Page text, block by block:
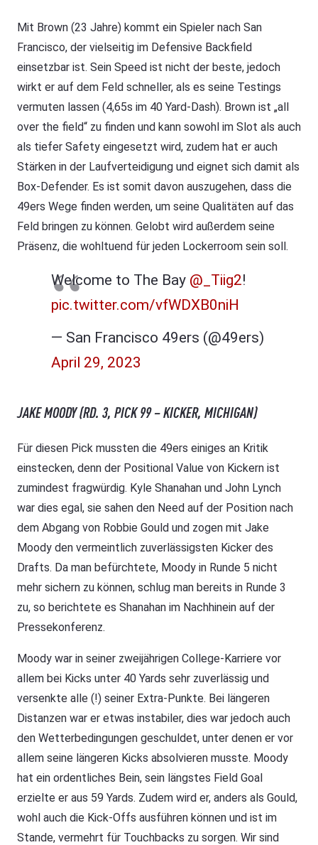
Mit Brown (23 Jahre) kommt ein Spieler nach San
Francisco, der vielseitig im Defensive Backfield
einsetzbar ist. Sein Speed ist nicht der beste, jedoch
wirkt er auf dem Feld schneller, als es seine Testings
vermuten lassen (4,65s im 40 Yard-Dash). Brown ist „all
over the field“ zu finden und kann sowohl im Slot als auch
als tiefer Safety eingesetzt wird, zudem hat er auch
Stärken in der Laufverteidigung und eignet sich damit als
Box-Defender. Es ist somit davon auszugehen, dass die
49ers Wege finden werden, um seine Qualitäten auf das
Feld bringen zu können. Gelobt wird außerdem seine
Präsenz, die wohltuend für jeden Lockerroom sein soll.
Welcome to The Bay @_Tiig2!
pic.twitter.com/vfWDXB0niH
— San Francisco 49ers (@49ers)
April 29, 2023
JAKE MOODY (RD. 3, PICK 99 – KICKER, MICHIGAN)
Für diesen Pick mussten die 49ers einiges an Kritik
einstecken, denn der Positional Value von Kickern ist
zumindest fragwürdig. Kyle Shanahan und John Lynch
war dies egal, sie sahen den Need auf der Position nach
dem Abgang von Robbie Gould und zogen mit Jake
Moody den vermeintlich zuverlässigsten Kicker des
Drafts. Da man befürchtete, Moody in Runde 5 nicht
mehr sichern zu können, schlug man bereits in Runde 3
zu, so berichtete es Shanahan im Nachhinein auf der
Pressekonferenz.
Moody war in seiner zweijährigen College-Karriere vor
allem bei Kicks unter 40 Yards sehr zuverlässig und
versenkte alle (!) seiner Extra-Punkte. Bei längeren
Distanzen war er etwas instabiler, dies war jedoch auch
den Wetterbedingungen geschuldet, unter denen er vor
allem seine längeren Kicks absolvieren musste. Moody
hat ein ordentliches Bein, sein längstes Field Goal
erzielte er aus 59 Yards. Zudem wird er, anders als Gould,
wohl auch die Kick-Offs ausführen können und ist im
Stande, vermehrt für Touchbacks zu sorgen. Wir sind